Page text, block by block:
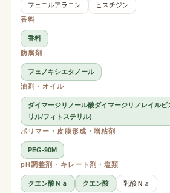
フェニルアラニン
ヒスチジン
香料
香料
防腐剤
フェノキシエタノール
油剤・オイル
ダイマージリノール酸ダイマージリノレイル
リル/フィトステリル)
ポリマー・皮膜形成・増粘剤
PEG-90M
pH調整剤・キレート剤・塩類
クエン酸Ｎａ クエン酸
乳酸Ｎａ